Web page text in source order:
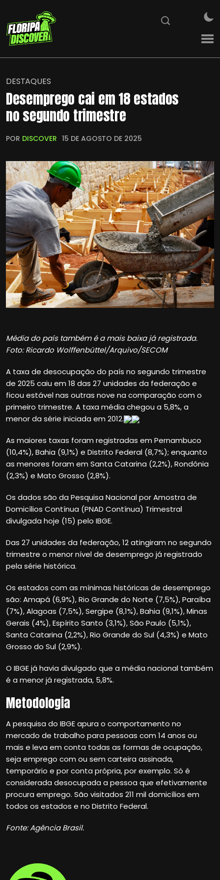
DESTAQUES
Desemprego cai em 18 estados
no segundo trimestre
POR DISCOVER 15 DE AGOSTO DE 2025
Média do país também é a mais baixa já registrada.
Foto: Ricardo Wolffenbüttel/Arquivo/SECOM
A taxa de desocupação do país no segundo trimestre
de 2025 caiu em 18 das 27 unidades da federação e
ficou estável nas outras nove na comparação com o
primeiro trimestre. A taxa média chegou a 5,8%, a
menor da série iniciada em 2012.
As maiores taxas foram registradas em Pernambuco
(10,4%), Bahia (9,1%) e Distrito Federal (8,7%); enquanto
as menores foram em Santa Catarina (2,2%), Rondônia
(2,3%) e Mato Grosso (2,8%).
Os dados são da Pesquisa Nacional por Amostra de
Domicílios Contínua (PNAD Contínua) Trimestral
divulgada hoje (15) pelo IBGE.
Das 27 unidades da federação, 12 atingiram no segundo
trimestre o menor nível de desemprego já registrado
pela série histórica.
Os estados com as mínimas históricas de desemprego
são: Amapá (6,9%), Rio Grande do Norte (7,5%), Paraíba
(7%), Alagoas (7,5%), Sergipe (8,1%), Bahia (9,1%), Minas
Gerais (4%), Espírito Santo (3,1%), São Paulo (5,1%),
Santa Catarina (2,2%), Rio Grande do Sul (4,3%) e Mato
Grosso do Sul (2,9%).
O IBGE já havia divulgado que a média nacional também
é a menor já registrada, 5,8%.
Metodologia
A pesquisa do IBGE apura o comportamento no
mercado de trabalho para pessoas com 14 anos ou
mais e leva em conta todas as formas de ocupação,
seja emprego com ou sem carteira assinada,
temporário e por conta própria, por exemplo. Só é
considerada desocupada a pessoa que efetivamente
procura emprego. São visitados 211 mil domicílios em
todos os estados e no Distrito Federal.
Fonte: Agência Brasil.